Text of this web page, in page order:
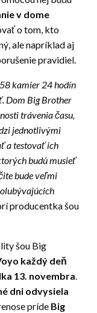
v dome
o tom, kto
ale napríklad aj
pravidiel.
kamier 24 hodín
Dom Big Brother
trávenia času,
jednotlivými
a testovať ich
budú musieť
bude veľmi
producentka šou
šou Big
každý deň
13. novembra.
dni odvysiela
príde Big